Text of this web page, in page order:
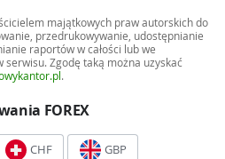
majątkowych praw autorskich do
przedrukowywanie, udostępnianie
raportów w całości lub we
Zgodę taką można uzyskać
.
FOREX
CHF GBP